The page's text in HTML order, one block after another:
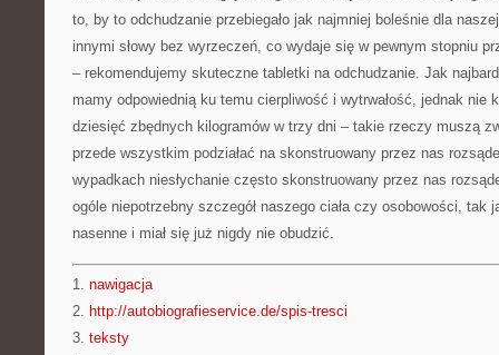
to, by to odchudzanie przebiegało jak najmniej boleśnie dla
innymi słowy bez wyrzeczeń, co wydaje się w pewnym stopniu
– rekomendujemy skuteczne tabletki na odchudzanie. Jak
mamy odpowiednią ku temu cierpliwość i wytrwałość, jednak nie
dziesięć zbędnych kilogramów w trzy dni – takie rzeczy muszą
przede wszystkim podziałać na skonstruowany przez nas
wypadkach niesłychanie często skonstruowany przez nas
ogóle niepotrzebny szczegół naszego ciała czy osobowości, tak
nasenne i miał się już nigdy nie obudzić.
1. nawigacja
2. http://autobiografieservice.de/spis-tresci
3. teksty